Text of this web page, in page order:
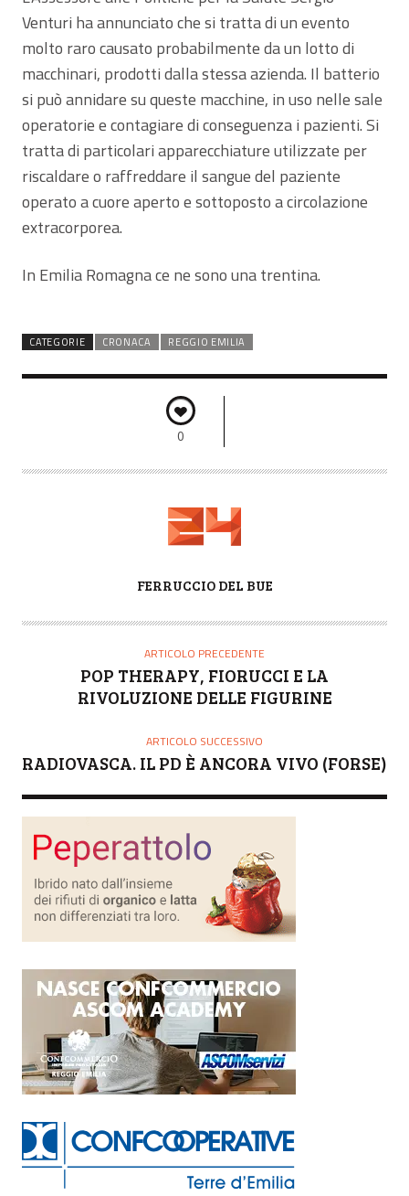
Venturi ha annunciato che si tratta di un evento
molto raro causato probabilmente da un lotto di
macchinari, prodotti dalla stessa azienda. Il batterio
si può annidare su queste macchine, in uso nelle sale
operatorie e contagiare di conseguenza i pazienti. Si
tratta di particolari apparecchiature utilizzate per
riscaldare o raffreddare il sangue del paziente
operato a cuore aperto e sottoposto a circolazione
extracorporea.
In Emilia Romagna ce ne sono una trentina.
CATEGORIE CRONACA REGGIO EMILIA
0
T
FERRUCCIO DEL BUE
ARTICOLO PRECEDENTE
POP THERAPY, FIORUCCI E LA
RIVOLUZIONE DELLE FIGURINE
ARTICOLO SUCCESSIVO
RADIOVASCA. IL PD È ANCORA VIVO (FORSE)